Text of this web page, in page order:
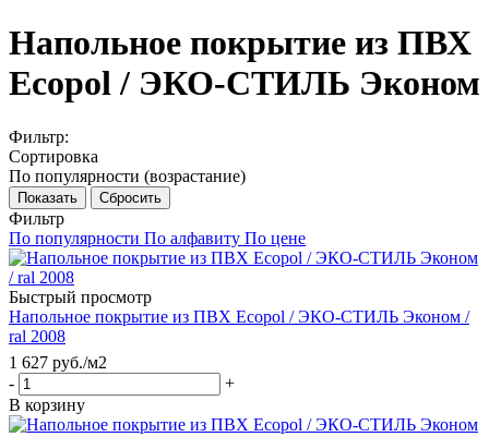
Напольное покрытие из ПВХ
Ecopol / ЭКО-СТИЛЬ Эконом
Фильтр:
Сортировка
По популярности (возрастание)
Показать Сбросить
Фильтр
По популярности По алфавиту По цене
Быстрый просмотр
Напольное покрытие из ПВХ Ecopol / ЭКО-СТИЛЬ Эконом /
ral 2008
1 627 руб./м2
-
+
В корзину